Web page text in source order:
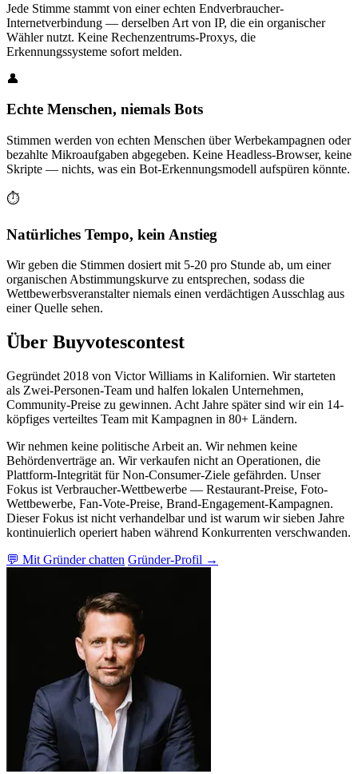
Jede Stimme stammt von einer echten Endverbraucher-
Internetverbindung — derselben Art von IP, die ein organischer
Wähler nutzt. Keine Rechenzentrums-Proxys, die
Erkennungssysteme sofort melden.
👤
Echte Menschen, niemals Bots
Stimmen werden von echten Menschen über Werbekampagnen oder
bezahlte Mikroaufgaben abgegeben. Keine Headless-Browser, keine
Skripte — nichts, was ein Bot-Erkennungsmodell aufspüren könnte.
⏱️
Natürliches Tempo, kein Anstieg
Wir geben die Stimmen dosiert mit 5-20 pro Stunde ab, um einer
organischen Abstimmungskurve zu entsprechen, sodass die
Wettbewerbsveranstalter niemals einen verdächtigen Ausschlag aus
einer Quelle sehen.
Über Buyvotescontest
Gegründet 2018 von Victor Williams in Kalifornien. Wir starteten
als Zwei-Personen-Team und halfen lokalen Unternehmen,
Community-Preise zu gewinnen. Acht Jahre später sind wir ein 14-
köpfiges verteiltes Team mit Kampagnen in 80+ Ländern.
Wir nehmen keine politische Arbeit an. Wir nehmen keine
Behördenverträge an. Wir verkaufen nicht an Operationen, die
Plattform-Integrität für Non-Consumer-Ziele gefährden. Unser
Fokus ist Verbraucher-Wettbewerbe — Restaurant-Preise, Foto-
Wettbewerbe, Fan-Vote-Preise, Brand-Engagement-Kampagnen.
Dieser Fokus ist nicht verhandelbar und ist warum wir sieben Jahre
kontinuierlich operiert haben während Konkurrenten verschwanden.
💬 Mit Gründer chatten Gründer-Profil →